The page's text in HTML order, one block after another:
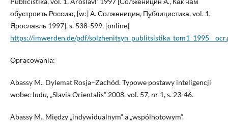
обустроить Россию, [w:] А. Солженицин, Публицистика, vol. 1,
Ярославль 1997], s. 538-599, [online]
https://imwerden.de/pdf/
Opracowania:
Abassy M., Dylemat Rosja–Zachód. Typowe postawy inteligencji
wobec ludu, „Slavia Orientalis” 2008, vol. 57, nr 1, s. 23-46.
Abassy M., Między „indywidualnym” a „wspólnotowym”.